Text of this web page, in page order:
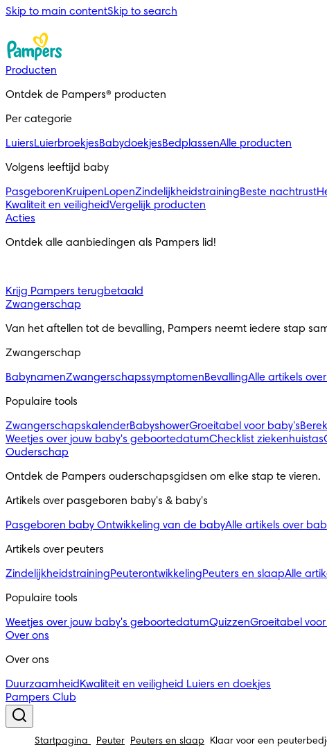
Skip to main contentSkip to search
Producten
Ontdek de Pampers® producten
Per categorie
LuiersLuierbroekjesBabydoekjesBedplassenAlle producten
Volgens leeftijd baby
PasgeborenKruipenLopenZindelijkheidstrainingBeste nachtrust
Kwaliteit en veiligheidVergelijk producten
Acties
Ontdek alle aanbiedingen als Pampers lid!
Krijg Pampers terugbetaald
Zwangerschap
Van het aftellen tot de bevalling, Pampers neemt iedere stap
Zwangerschap
BabynamenZwangerschapssymptomenBevallingAlle artikels
Populaire tools
ZwangerschapskalenderBabyshowerGroeitabel voor baby's
Weetjes over jouw baby's geboortedatumChecklist ziekenhuistas
Ouderschap
Ontdek de Pampers ouderschapsgidsen om elke stap te vieren.
Artikels over pasgeboren baby's & baby's
Pasgeboren baby Ontwikkeling van de babyAlle artikels over
Artikels over peuters
ZindelijkheidstrainingPeuterontwikkelingPeuters en slaapAlle
Populaire tools
Weetjes over jouw baby's geboortedatumQuizzenGroeitabel
Over ons
Over ons
Duurzaamheid Kwaliteit en veiligheid Luiers en doekjes
Pampers Club
Startpagina Peuter Peuters en slaap Klaar voor een